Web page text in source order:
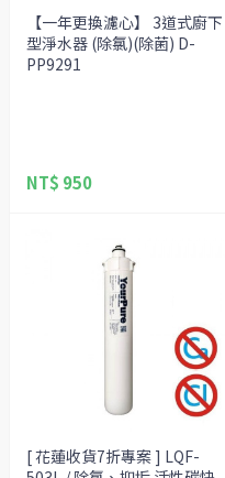
【一年更換濾心】 3道式廚下
型淨水器 (除氯)(除菌) D-
PP9291
NT$ 950
[ 花蓮收貨7折專案 ] LQF-